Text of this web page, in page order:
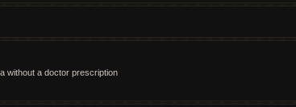
without a doctor prescription